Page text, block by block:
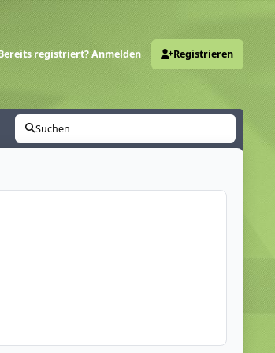
registriert? Anmelden Registrieren
Suchen